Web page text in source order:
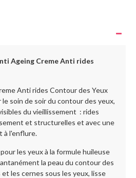
Ageing Creme Anti rides
Anti rides Contour des Yeux
soin de soir du contour des yeux,
du vieillissement : rides
et structurelles et avec une
à l'enflure.
les yeux à la formule huileuse
la peau du contour des
les cernes sous les yeux, lisse